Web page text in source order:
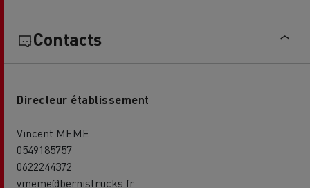
Contacts
Directeur établissement
Vincent MEME
0549185757
0622244372
vmeme@bernistrucks.fr